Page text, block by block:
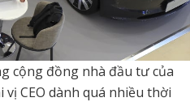
cộng đồng nhà đầu tư của
CEO dành quá nhiều thời